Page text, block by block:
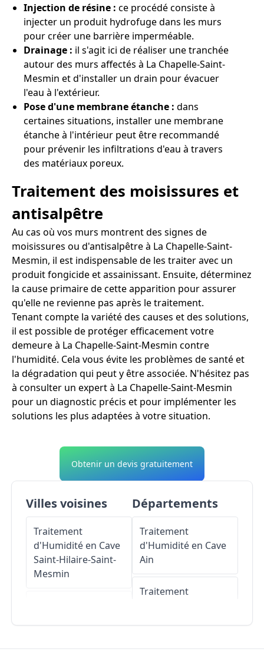
Injection de résine : ce procédé consiste à
injecter un produit hydrofuge dans les murs
pour créer une barrière imperméable.
Drainage : il s'agit ici de réaliser une tranchée
autour des murs affectés à La Chapelle-Saint-
Mesmin et d'installer un drain pour évacuer
l'eau à l'extérieur.
Pose d'une membrane étanche : dans
certaines situations, installer une membrane
étanche à l'intérieur peut être recommandé
pour prévenir les infiltrations d'eau à travers
des matériaux poreux.
Traitement des moisissures et
antisalpêtre
Au cas où vos murs montrent des signes de
moisissures ou d'antisalpêtre à La Chapelle-Saint-
Mesmin, il est indispensable de les traiter avec un
produit fongicide et assainissant. Ensuite, déterminez
la cause primaire de cette apparition pour assurer
qu'elle ne revienne pas après le traitement.
Tenant compte la variété des causes et des solutions,
il est possible de protéger efficacement votre
demeure à La Chapelle-Saint-Mesmin contre
l'humidité. Cela vous évite les problèmes de santé et
la dégradation qui peut y être associée. N'hésitez pas
à consulter un expert à La Chapelle-Saint-Mesmin
pour un diagnostic précis et pour implémenter les
solutions les plus adaptées à votre situation.
Obtenir un devis gratuitement
Villes voisines
Traitement
d'Humidité en Cave
Saint-Hilaire-Saint-
Mesmin
Mesmin
Départements
Traitement
d'Humidité en Cave
Ain
Traitement